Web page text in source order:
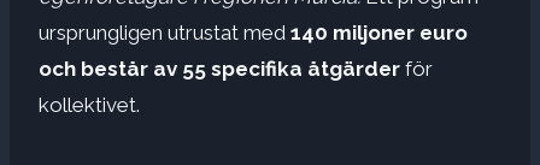
ursprungligen utrustat med 140 miljoner euro
och består av 55 specifika åtgärder för
kollektivet.